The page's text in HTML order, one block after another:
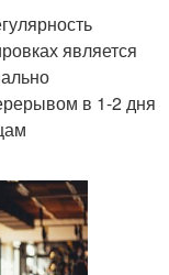
является
в 1-2 дня